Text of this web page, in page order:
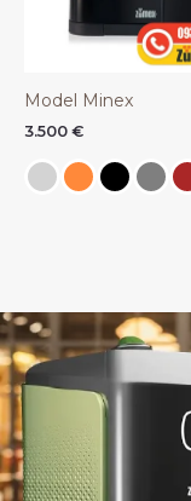
Model Minex
3.500 €